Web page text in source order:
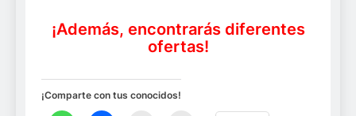
¡Además, encontrarás diferentes
ofertas!
¡Comparte con tus conocidos!